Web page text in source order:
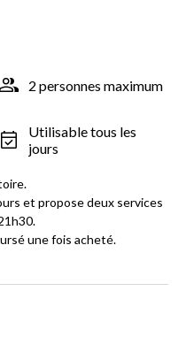
2 personnes maximum
Utilisable tous les
jours
et propose deux services
une fois acheté.